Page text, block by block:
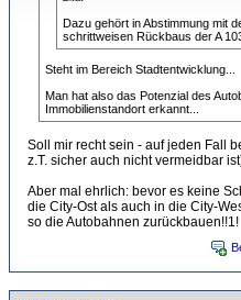
Dazu gehört in Abstimmung mit
schrittweisen Rückbaus der A
Steht im Bereich Stadtentwicklung...
Man hat also das Potenzial des
Immobilienstandort erkannt...
Soll mir recht sein - auf jeden Fall
z.T. sicher auch nicht vermeidbar
Aber mal ehrlich: bevor es keine
die City-Ost als auch in die City-
so die Autobahnen zurückbauen!!1!